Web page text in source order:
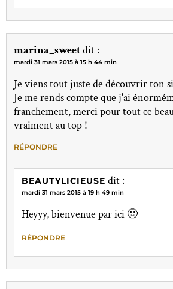
marina_sweetdit :
mardi 31 mars 2015 à 15 h 44 min
Je viens tout juste de découvrir ton
Je me rends compte que j'ai
franchement, merci pour tout ce
vraiment au top !
RÉPONDRE
BEAUTYLICIEUSE dit :
mardi 31 mars 2015 à 19 h 49 min
Heyyy, bienvenue par ici 🙂
RÉPONDRE